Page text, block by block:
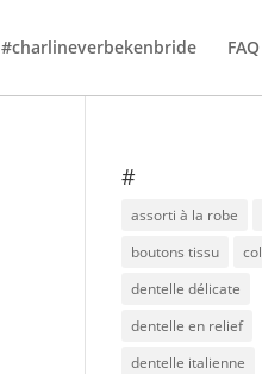
#charlineverbekenbride FAQ
#
assorti à la robe
boutons tissu
col
dentelle délicate
dentelle en relief
dentelle italienne